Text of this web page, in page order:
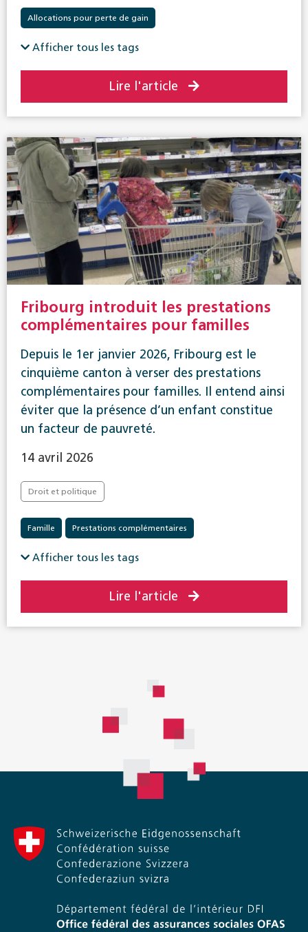
Allocations pour perte de gain
Afficher tous les tags
Lire l'article
Fribourg introduit les prestations
complémentaires pour familles
Depuis le 1er janvier 2026, Fribourg est le
cinquième canton à verser des prestations
complémentaires pour familles. Il entend ainsi
éviter que la présence d’un enfant constitue
un facteur de pauvreté.
14 avril 2026
Droit et politique
Famille Prestations complémentaires
Afficher tous les tags
Lire l'article